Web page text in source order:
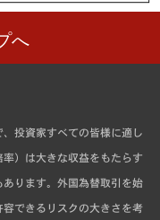
へ
投資家すべての皆様に適し
）は大きな収益をもたらす
ります。外国為替取引を始
できるリスクの大きさを考